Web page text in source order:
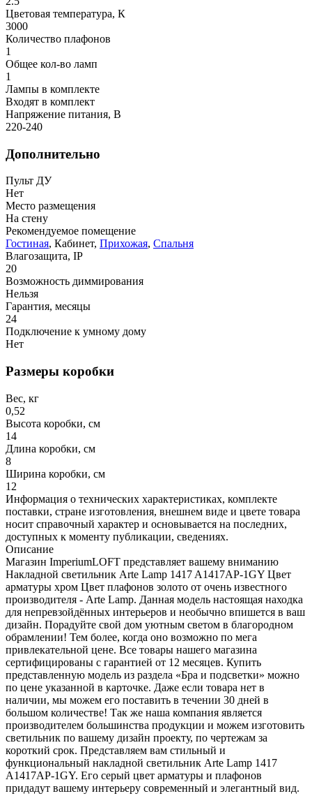
Цветовая температура, К
3000
Количество плафонов
1
Общее кол-во ламп
1
Лампы в комплекте
Входят в комплект
Напряжение питания, В
220-240
Дополнительно
Пульт ДУ
Нет
Место размещения
На стену
Рекомендуемое помещение
Гостиная, Кабинет, Прихожая, Спальня
Влагозащита, IP
20
Возможность диммирования
Нельзя
Гарантия, месяцы
24
Подключение к умному дому
Нет
Размеры коробки
Вес, кг
0,52
Высота коробки, см
14
Длина коробки, см
8
Ширина коробки, см
12
Информация о технических характеристиках, комплекте
поставки, стране изготовления, внешнем виде и цвете товара
носит справочный характер и основывается на последних,
доступных к моменту публикации, сведениях.
Описание
Магазин ImperiumLOFT представляет вашему вниманию
Накладной светильник Arte Lamp 1417 A1417AP-1GY Цвет
арматуры хром Цвет плафонов золото от очень известного
производителя - Arte Lamp. Данная модель настоящая находка
для непревзойдённых интерьеров и необычно впишется в ваш
дизайн. Порадуйте свой дом уютным светом в благородном
обрамлении! Тем более, когда оно возможно по мега
привлекательной цене. Все товары нашего магазина
сертифицированы с гарантией от 12 месяцев. Купить
представленную модель из раздела «Бра и подсветки» можно
по цене указанной в карточке. Даже если товара нет в
наличии, мы можем его поставить в течении 30 дней в
большом количестве! Так же наша компания является
производителем большинства продукции и можем изготовить
светильник по вашему дизайн проекту, по чертежам за
короткий срок. Представляем вам стильный и
функциональный накладной светильник Arte Lamp 1417
A1417AP-1GY. Его серый цвет арматуры и плафонов
придадут вашему интерьеру современный и элегантный вид.